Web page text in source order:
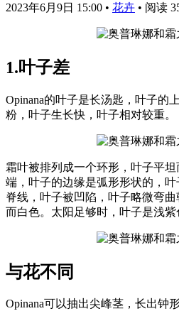
2023年6月9日 15:00 • 花卉 • 阅读
1.叶子差
Opinana的叶子是长汤匙，叶子的
粉，叶子生长快，叶子相对较重。
霜叶被排列成一个环形，叶子平
端，叶子的边缘是弧形形状的，
脊线，叶子被凹陷，叶子略微弯
而白色。太阳足够时，叶子是浅紫
与花不同
Opinana可以抽出尖峰茎，长出钟